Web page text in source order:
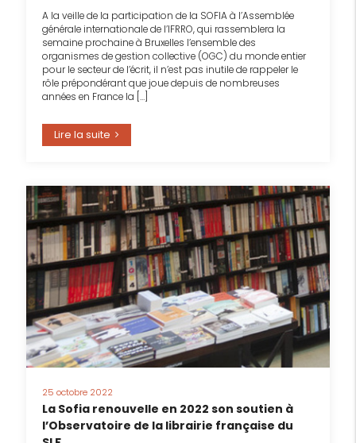
A la veille de la participation de la SOFIA à l’Assemblée
générale internationale de l’IFRRO, qui rassemblera la
semaine prochaine à Bruxelles l’ensemble des
organismes de gestion collective (OGC) du monde entier
pour le secteur de l’écrit, il n’est pas inutile de rappeler le
rôle prépondérant que joue depuis de nombreuses
années en France la […]
Lire la suite
25 octobre 2022
La Sofia renouvelle en 2022 son soutien à
l’Observatoire de la librairie française du